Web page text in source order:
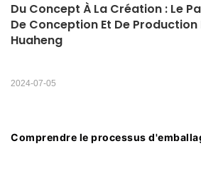
Du Concept À La Création : Le
De Conception Et De
Huaheng
2024-07-05
Comprendre le processus